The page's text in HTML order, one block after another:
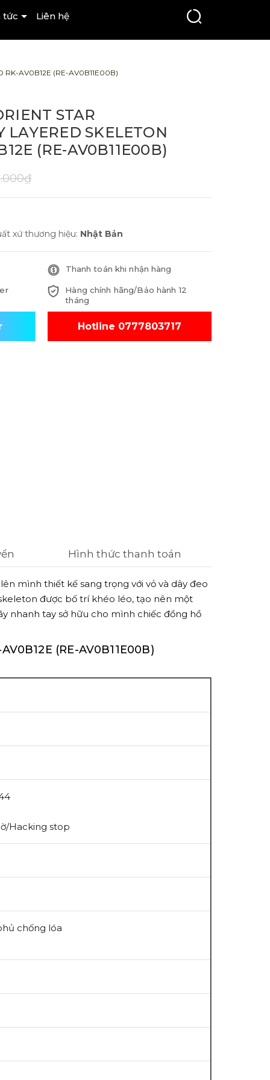
tức Liên hệ
RK-AV0B12E (RE-AV0B11E00B)
STAR
LAYERED SKELETON
(RE-AV0B11E00B)
xứ thương hiệu: Nhật Bản
Thanh toán khi nhận hàng
Hàng chính hãng/Bảo hành 12
tháng
Hotline 0777803717
Hình thức thanh toán
mình thiết kế sang trọng với vỏ và dây đeo
được bố trí khéo léo, tạo nên một
nhanh tay sở hữu cho mình chiếc đồng hồ
(RE-AV0B11E00B)
Hacking stop
chống lóa